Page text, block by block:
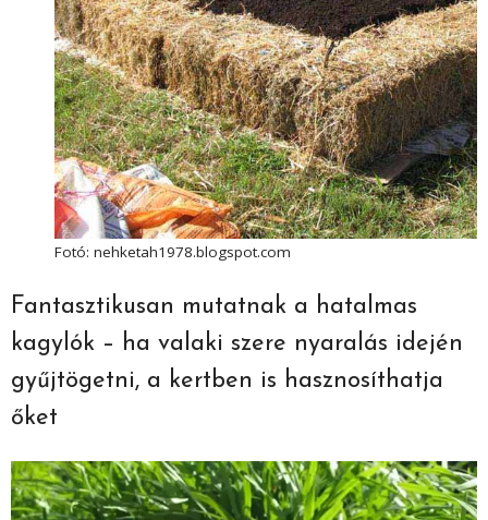
Fotó: nehketah1978.blogspot.com
Fantasztikusan mutatnak a hatalmas
kagylók – ha valaki szere nyaralás idején
gyűjtögetni, a kertben is hasznosíthatja
őket